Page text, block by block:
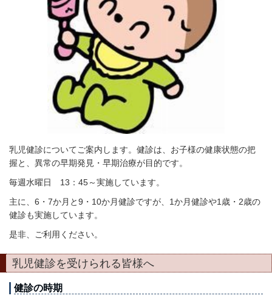
乳児健診についてご案内します。健診は、お子様の健康状態の把
握と、異常の早期発見・早期治療が目的です。
毎週水曜日 13：45～実施しています。
主に、6・7か月と9・10か月健診ですが、1か月健診や1歳・2歳の
健診も実施しています。
是非、ご利用ください。
乳児健診を受けられる皆様へ
健診の時期